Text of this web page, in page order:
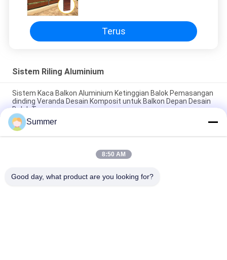
Terus
Sistem Riling Aluminium
Sistem Kaca Balkon Aluminium Ketinggian Balok Pemasangan
dinding Veranda Desain Komposit untuk Balkon Depan Desain
Balok Teras
anodized u channel pagar kaca profil aluminium untuk
arsitektur
Bingkai Kabinet Dapur Modern Profil Aluminium Untuk Gagang
Summer
8:50 AM
Good day, what product are you looking for?